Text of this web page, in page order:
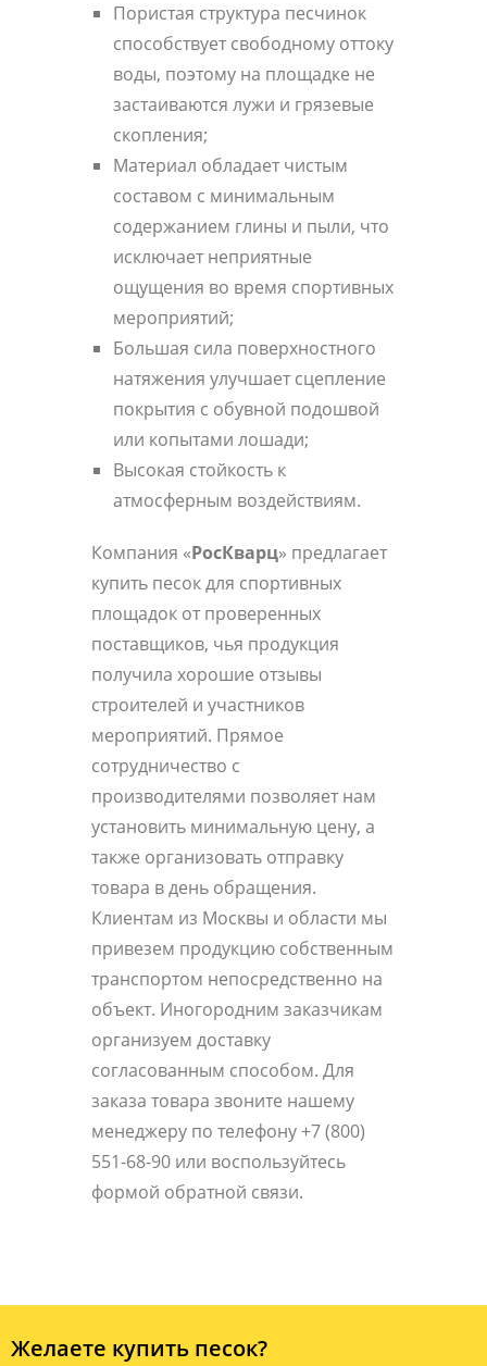
Пористая структура песчинок
способствует свободному оттоку
воды, поэтому на площадке не
застаиваются лужи и грязевые
скопления;
Материал обладает чистым
составом с минимальным
содержанием глины и пыли, что
исключает неприятные
ощущения во время спортивных
мероприятий;
Большая сила поверхностного
натяжения улучшает сцепление
покрытия с обувной подошвой
или копытами лошади;
Высокая стойкость к
атмосферным воздействиям.
Компания «РосКварц» предлагает
купить песок для спортивных
площадок от проверенных
поставщиков, чья продукция
получила хорошие отзывы
строителей и участников
мероприятий. Прямое
сотрудничество с
производителями позволяет нам
установить минимальную цену, а
также организовать отправку
товара в день обращения.
Клиентам из Москвы и области мы
привезем продукцию собственным
транспортом непосредственно на
объект. Иногородним заказчикам
организуем доставку
согласованным способом. Для
заказа товара звоните нашему
менеджеру по телефону +7 (800)
551-68-90 или воспользуйтесь
формой обратной связи.
Желаете купить песок?